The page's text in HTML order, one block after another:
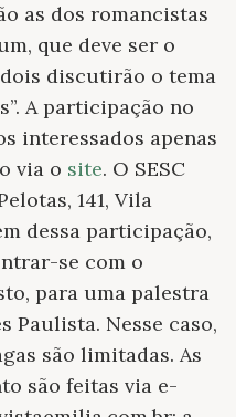
as dos romancistas
que deve ser o
discutirão o tema
A participação no
interessados apenas
via o site. O SESC
141, Vila
dessa participação,
se com o
para uma palestra
Paulista. Nesse caso,
são limitadas. As
são feitas via e-